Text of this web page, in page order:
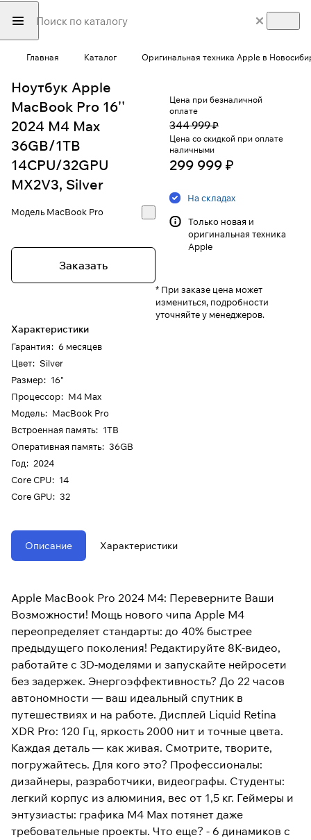
Главная Каталог Оригинальная техника Apple в
Ноутбук Apple
MacBook Pro 16''
2024 M4 Max
36GB/1TB
14CPU/32GPU
MX2V3, Silver
МодельMacBook Pro
Заказать
Характеристики
Гарантия: 6 месяцев
Цвет: Silver
Размер: 16"
Процессор: M4 Max
Модель: MacBook Pro
Встроенная память: 1TB
Оперативная память: 36GB
Год: 2024
Core CPU: 14
Core GPU: 32
Цена при безналичной
оплате
344 999 ₽
Цена со скидкой при оплате
наличными
299 999 ₽
На складах
Только новая и
оригинальная техника
Apple
* При заказе цена может
измениться, подробности
уточняйте у менеджеров.
Описание Характеристики
Apple MacBook Pro 2024 M4: Переверните Ваши
Возможности! Мощь нового чипа Apple M4
переопределяет стандарты: до 40% быстрее
предыдущего поколения! Редактируйте 8K-видео,
работайте с 3D-моделями и запускайте нейросети
без задержек. Энергоэффективность? До 22 часов
автономности — ваш идеальный спутник в
путешествиях и на работе. Дисплей Liquid Retina
XDR Pro: 120 Гц, яркость 2000 нит и точные цвета.
Каждая деталь — как живая. Смотрите, творите,
погружайтесь. Для кого это? Профессионалы:
дизайнеры, разработчики, видеографы. Студенты:
легкий корпус из алюминия, вес от 1,5 кг. Геймеры и
энтузиасты: графика M4 Max потянет даже
требовательные проекты. Что еще? - 6 динамиков с